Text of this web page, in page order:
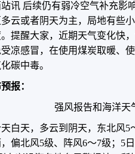
讯 后续仍有弱冷空气补充影
云或者阴天为主，局地有些
提醒大家，近期天气变化快
凉感冒，在使用煤炭取暖、
碳中毒。
报：
强风报告和海洋天
白天，多云到阴天，东北风5
偏北风5级、阵风6～7级；5